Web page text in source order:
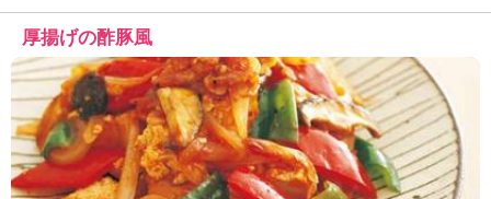
厚揚げの酢豚風